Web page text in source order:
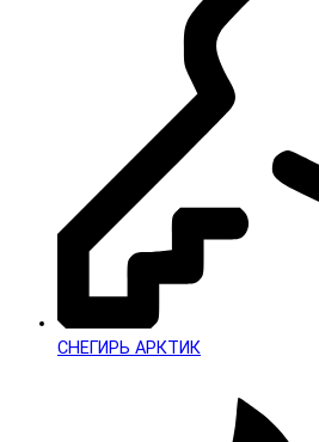
СНЕГИРЬ АРКТИК